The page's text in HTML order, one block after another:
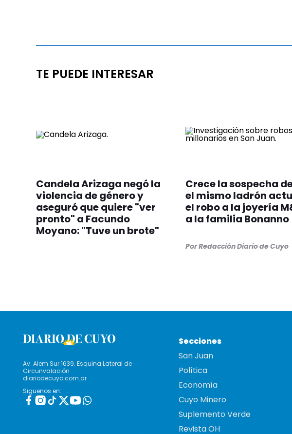
TE PUEDE INTERESAR
Candela Arizaga negó la
violencia de género y
aseguró que quiere "ver
pronto" a Facundo
Moyano: "Tuve un brote"
Crece la sospecha
el mismo ladrón
el robo a la joyería
a la familia Bonanno
PorRedacción Diario de Cuyo
Av. Alem Sur 1639. Esquina Lateral de
Circunvalación
diariodecuyo.com.ar
Siguenos en:
Secciones
San Juan
Política
Economía
Cuyo Minero
Suplemento Verde
Revista OH